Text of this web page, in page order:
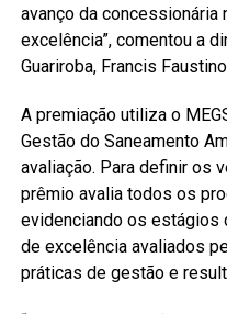
avanço da
excelência”, comentou a
Guariroba, Francis
A premiação utiliza o
Gestão do Saneamento
avaliação. Para definir os
prêmio avalia todos os
evidenciando os estágios
de excelência avaliados
práticas de gestão e